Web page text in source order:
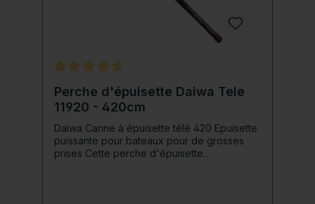
Perche d'épuisette Daiwa Tele
11920 - 420cm
Daiwa Canne à épuisette télé 420 Epuisette
puissante pour bateaux pour de grosses
prises Cette perche d'épuisette